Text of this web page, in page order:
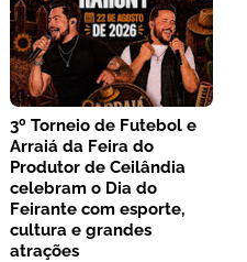
3º Torneio de Futebol e
Arraiá da Feira do
Produtor de Ceilândia
celebram o Dia do
Feirante com esporte,
cultura e grandes
atrações